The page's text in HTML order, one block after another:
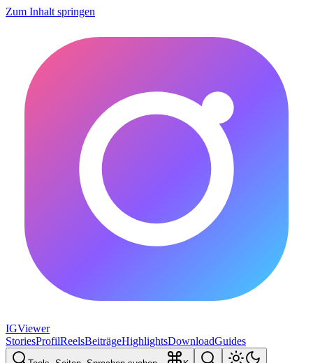
Zum Inhalt springen
IGViewer
StoriesProfilReelsBeiträgeHighlightsDownloadGuides